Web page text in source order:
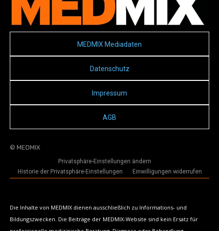
MEDMIX Mediadaten
Datenschutz
Impressum
AGB
© MEDMIX
Privatsphäre-Einstellungen ändern
Historie der Privatsphäre-Einstellungen
Einwilligungen widerrufen
Die Inhalte von MEDMIX dienen ausschließlich zu Informations- und
Bildungszwecken. Die Beiträge der MEDMIX-Website sind kein Ersatz für